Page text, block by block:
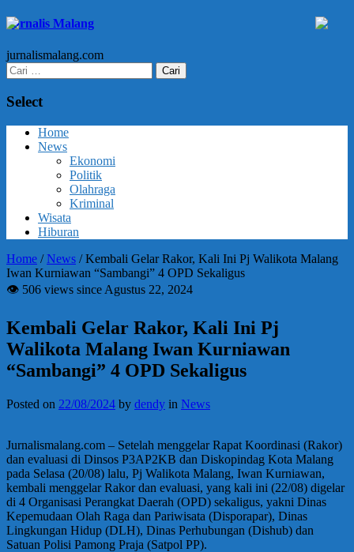
Jurnalis Malang
jurnalismalang.com
Cari
untuk:
Select
Home
News
Ekonomi
Politik
Olahraga
Kriminal
Wisata
Hiburan
Home /News /Kembali Gelar Rakor, Kali Ini Pj Walikota Malang
Iwan Kurniawan “Sambangi” 4 OPD Sekaligus
👁 506 views since Agustus 22, 2024
Kembali Gelar Rakor, Kali Ini Pj
Walikota Malang Iwan Kurniawan
“Sambangi” 4 OPD Sekaligus
Posted on 22/08/2024 by dendy in News
Jurnalismalang.com – Setelah menggelar Rapat Koordinasi (Rakor)
dan evaluasi di Dinsos P3AP2KB dan Diskopindag Kota Malang
pada Selasa (20/08) lalu, Pj Walikota Malang, Iwan Kurniawan,
kembali menggelar Rakor dan evaluasi, yang kali ini (22/08) digelar
di 4 Organisasi Perangkat Daerah (OPD) sekaligus, yakni Dinas
Kepemudaan Olah Raga dan Pariwisata (Disporapar), Dinas
Lingkungan Hidup (DLH), Dinas Perhubungan (Dishub) dan
Satuan Polisi Pamong Praja (Satpol PP).